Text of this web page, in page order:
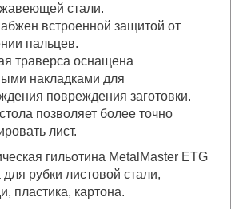
стали.
встроенной защитой от
пальцев.
траверса оснащена
накладками для
повреждения заготовки.
позволяет более точно
лист.
гильотина MetalMaster ETG
рубки листовой стали,
пластика, картона.